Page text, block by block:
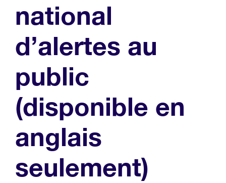
national
d’alertes au
public
(disponible en
anglais
seulement)